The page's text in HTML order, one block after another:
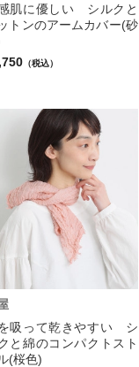
肌に優しい シルクと
トンのアームカバー(砂
（税込）
吸って乾きやすい シ
と綿のコンパクトスト
(桜色)